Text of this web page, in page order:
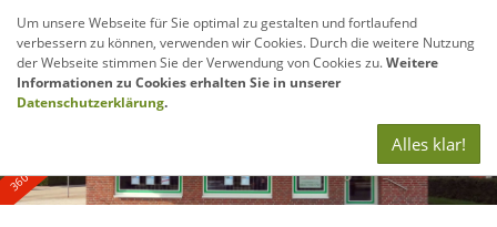
360° - und Luftbildaufnahmen
Um unsere Webseite für Sie optimal zu gestalten und fortlaufend
verbessern zu können, verwenden wir Cookies. Durch die weitere Nutzung
der Webseite stimmen Sie der Verwendung von Cookies zu.Weitere
Informationen zu Cookies erhalten Sie in unserer
Datenschutzerklärung.
Alles klar!